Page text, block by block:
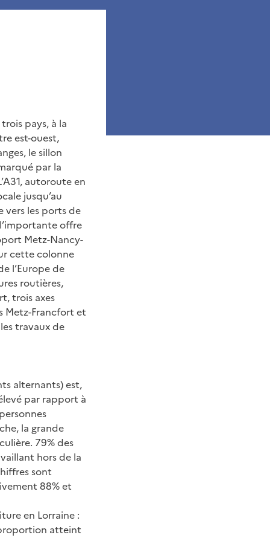
pays, à la
est-ouest,
le sillon
par la
autoroute en
jusqu’au
vers les ports de
offre
Metz-Nancy-
cette colonne
l’Europe de
routières,
trois axes
Metz-Francfort et
travaux de
alternants) est,
par rapport à
la grande
79% des
hors de la
sont
88% et
en Lorraine :
atteint